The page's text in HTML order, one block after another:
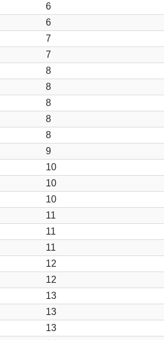
6
6
7
7
8
8
8
8
8
9
10
10
10
11
11
11
12
12
13
13
13